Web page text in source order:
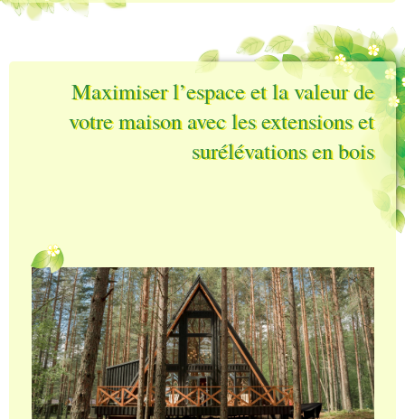
Maximiser l’espace et la valeur de
votre maison avec les extensions et
surélévations en bois